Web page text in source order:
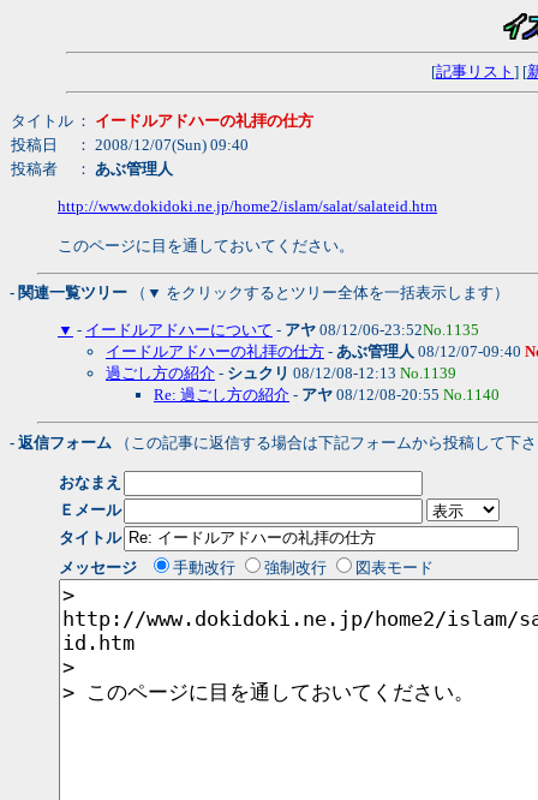
[記事リスト ] [
タイトル ： イードルアドハーの礼拝の仕方
投稿日
： 2008/12/07(Sun) 09:40
投稿者
： あぶ管理人
http://www.dokidoki.ne.jp/home2/islam/salat/salateid.htm
このページに目を通しておいてください。
- 関連一覧ツリー （▼ をクリックするとツリー全体を一括表示します）
▼ - イードルアドハーについて - アヤ 08/12/06-23:52No.1135
イードルアドハーの礼拝の仕方 - あぶ管理人 08/12/07-09:40
過ごし方の紹介 - シュクリ 08/12/08-12:13 No.1139
Re: 過ごし方の紹介 - アヤ 08/12/08-20:55 No.1140
- 返信フォーム （この記事に返信する場合は下記フォームから投稿して下
おなまえ
Ｅメール
タイトル
メッセージ
手動改行 強制改行 図表モード